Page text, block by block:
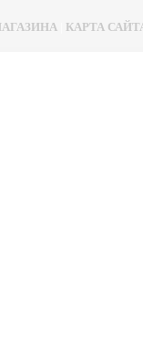
КАРТА
Задать вопрос